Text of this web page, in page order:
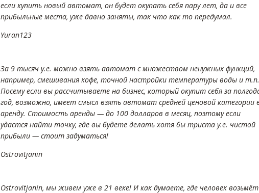
если купить новый автомат, он будет окупать себя пару лет, да и все
прибыльные места, уже давно заняты, так что как то передумал.
Yuran123
За 9 тысяч у.е. можно взять автомат с множеством ненужных функций,
например, смешивания кофе, точной настройки температуры воды и т.п.
Посему если вы рассчитываете на бизнес, который окупит себя за
год, возможно, имеет смысл взять автомат средней ценовой категории
аренду. Стоимость аренды — до 100 долларов в месяц, поэтому если
удастся найти точку, где вы будете делать хотя бы триста у.е. чистой
прибыли — стоит задуматься!
Ostrovitjanin
Ostrovitjanin, мы живем уже в 21 веке! И как думаете, где человек возьмёт